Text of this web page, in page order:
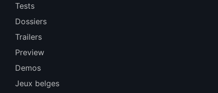
Tests
Dossiers
Trailers
Preview
Demos
Jeux belges